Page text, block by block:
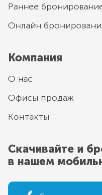
Раннее
Онлайн
Компания
О нас
Офисы продаж
Контакты
Скачивайте и
в нашем